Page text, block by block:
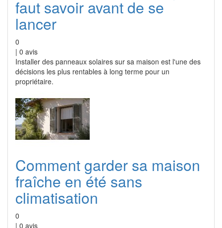
faut savoir avant de se
lancer
0
| 0 avis
Installer des panneaux solaires sur sa maison est l'une des
décisions les plus rentables à long terme pour un
propriétaire.
Comment garder sa maison
fraîche en été sans
climatisation
0
| 0 avis